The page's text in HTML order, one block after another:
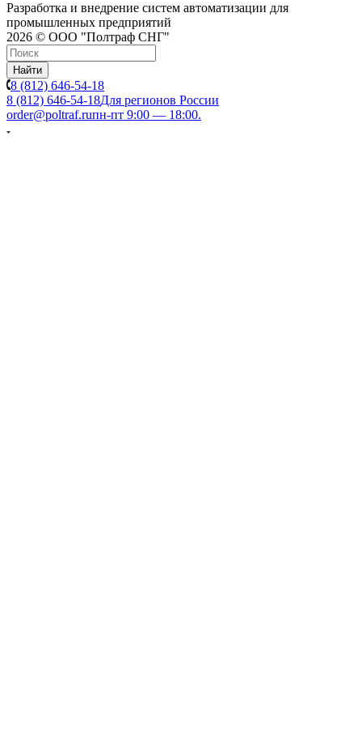
Разработка и внедрение систем автоматизации для
промышленных предприятий
2026 © ООО "Полтраф СНГ"
Найти
8 (812) 646-54-18
8 (812) 646-54-18Для регионов России
order@poltraf.ruпн-пт 9:00 — 18:00.